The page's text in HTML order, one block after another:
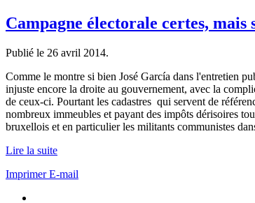
Campagne électorale certes,
Publié le 26 avril 2014.
Comme le montre si bien José García dans l'entretien
injuste encore la droite au gouvernement, avec la
de ceux-ci. Pourtant les cadastres qui servent de
nombreux immeubles et payant des impôts dérisoires
bruxellois et en particulier les militants communistes
Lire la suite
ImprimerE-mail